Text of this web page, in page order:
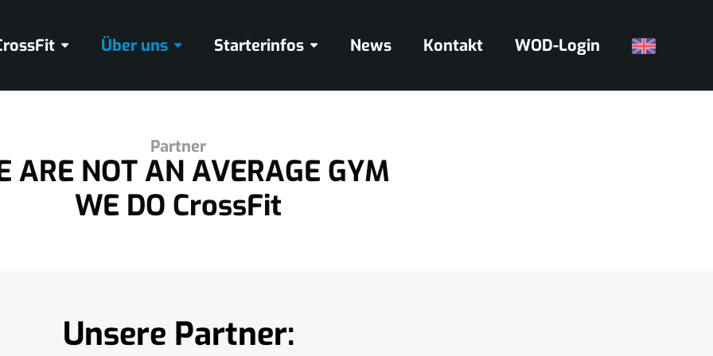
Über uns Starterinfos News Kontakt WOD-Login
Partner
ARE NOT AN AVERAGE GYM
WE DO CrossFit
Unsere Partner: